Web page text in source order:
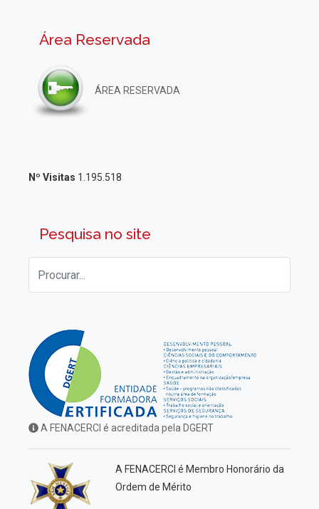
Área Reservada
ÁREA RESERVADA
Nº Visitas 1.195.518
Pesquisa no site
A FENACERCI é acreditada pela DGERT
A FENACERCI é Membro Honorário da
Ordem de Mérito